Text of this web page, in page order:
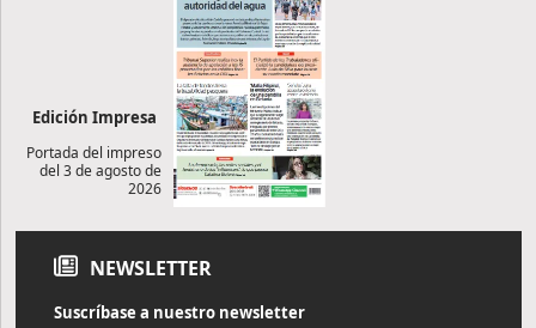
Edición Impresa
Portada del impreso
del 3 de agosto de
2026
NEWSLETTER
Suscríbase a nuestro newsletter